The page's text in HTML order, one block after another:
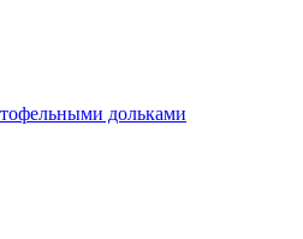
дольками